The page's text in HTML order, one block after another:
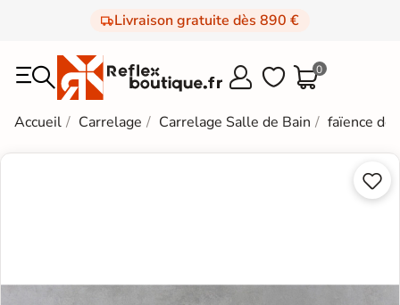
Livraison gratuite dès 890 €
  0
Accueil Carrelage Carrelage Salle de Bain faïence

